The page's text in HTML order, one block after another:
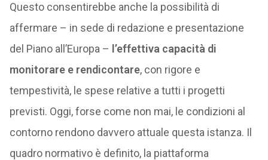
Questo consentirebbe anche la possibilità di
affermare – in sede di redazione e presentazione
del Piano all’Europa – l’effettiva capacità di
monitorare e rendicontare, con rigore e
tempestività, le spese relative a tutti i progetti
previsti. Oggi, forse come non mai, le condizioni al
contorno rendono davvero attuale questa istanza. Il
quadro normativo è definito, la piattaforma